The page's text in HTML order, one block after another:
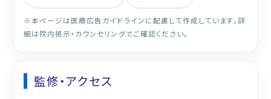
※本ページは医療広告ガイドラインに配慮して作成しています。詳
細は院内掲示・カウンセリングでご確認ください。
監修・アクセス